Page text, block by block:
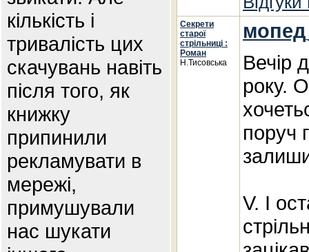
кількість і
тривалість цих
скачувань навіть
після того, як
книжку
припинили
рекламувати в
мережі,
примушували
нас шукати
Секрети
старої
стрільниці :
Роман
Н.Тисовська
Вечір
року.
поруч
V. І